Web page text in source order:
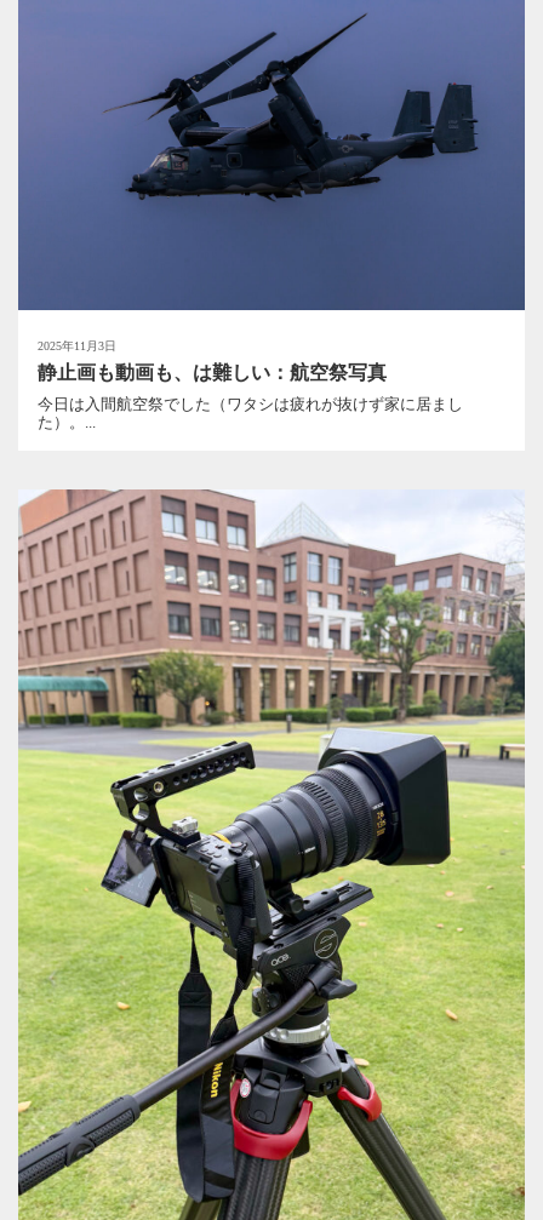
2025年11月3日
静止画も動画も、は難しい：航空祭写真
今日は入間航空祭でした（ワタシは疲れが抜けず家に居まし
た）。...